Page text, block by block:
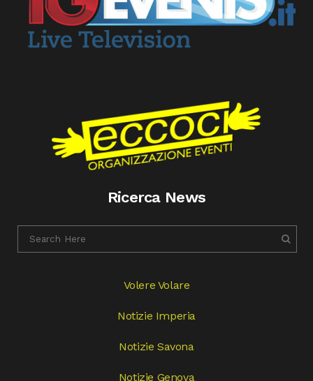
Ricerca News
Volere Volare
Notizie Imperia
Notizie Savona
Notizie Genova